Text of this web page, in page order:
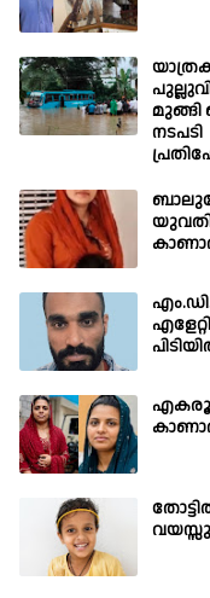
നടപടി